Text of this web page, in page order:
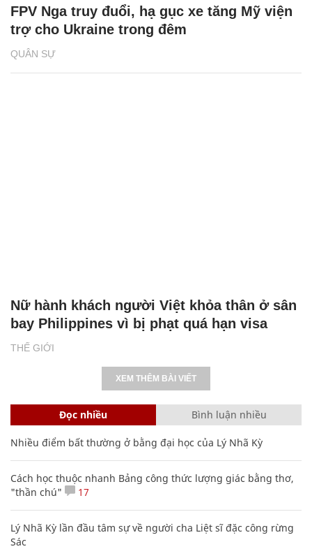
QUÂN SỰ
FPV Nga truy đuổi, hạ gục xe tăng Mỹ viện
trợ cho Ukraine trong đêm
THẾ GIỚI
Nữ hành khách người Việt khỏa thân ở sân
bay Philippines vì bị phạt quá hạn visa
XEM THÊM BÀI VIẾT
Đọc nhiều Bình luận nhiều
Nhiều điểm bất thường ở bằng đại học của Lý Nhã Kỳ
Cách học thuộc nhanh Bảng công thức lượng giác bằng thơ,
"thần chú"
17
Lý Nhã Kỳ lần đầu tâm sự về người cha Liệt sĩ đặc công rừng
Sác